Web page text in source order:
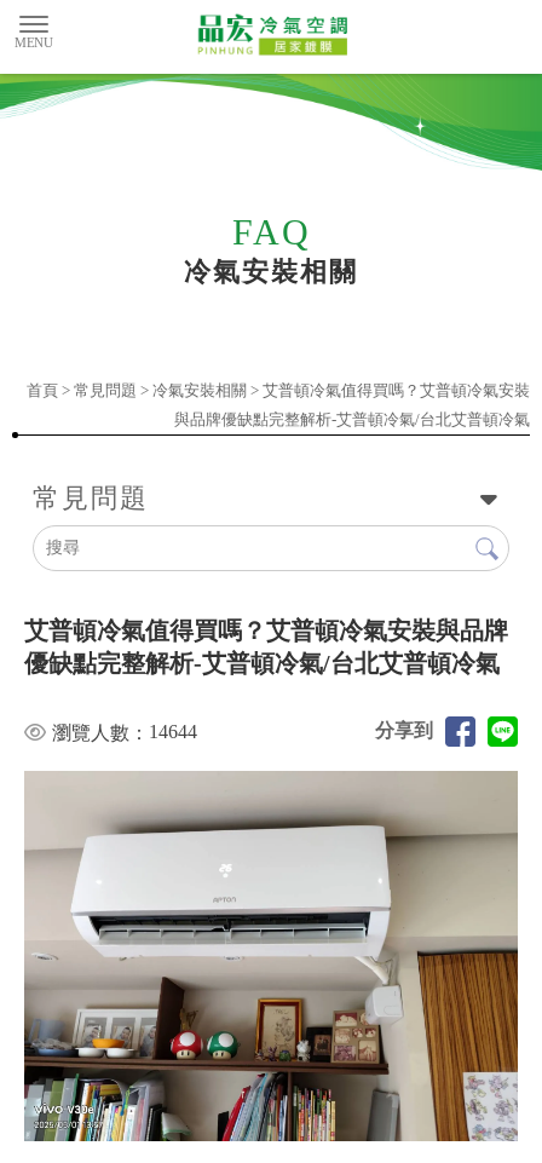
冷氣安裝相關
首頁 > 常見問題 > 冷氣安裝相關 > 艾普頓冷氣值得買嗎？艾普頓冷氣安裝
與品牌優缺點完整解析-艾普頓冷氣/台北艾普頓冷氣
常見問題
艾普頓冷氣值得買嗎？艾普頓冷氣安裝與品牌
優缺點完整解析-艾普頓冷氣/台北艾普頓冷氣
分享到
瀏覽人數： 14644